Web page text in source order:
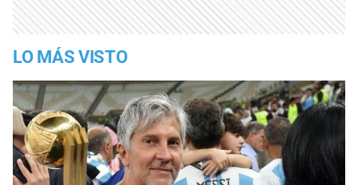
LO MÁS VISTO